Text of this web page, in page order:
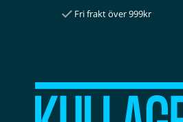
Fri frakt över 999kr